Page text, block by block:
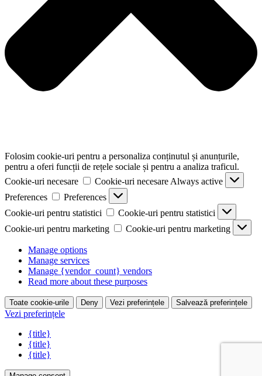
Folosim cookie-uri pentru a personaliza conținutul și anunțurile,
pentru a oferi funcții de rețele sociale și pentru a analiza traficul.
Cookie-uri necesare
Cookie-uri necesare Always active
Preferences
Preferences
Cookie-uri pentru statistici
Cookie-uri pentru statistici
Cookie-uri pentru marketing
Cookie-uri pentru marketing
Manage options
Manage services
Manage {vendor_count} vendors
Read more about these purposes
Toate cookie-urile Deny Vezi preferințele Salvează preferințele
Vezi preferințele
{title}
{title}
{title}